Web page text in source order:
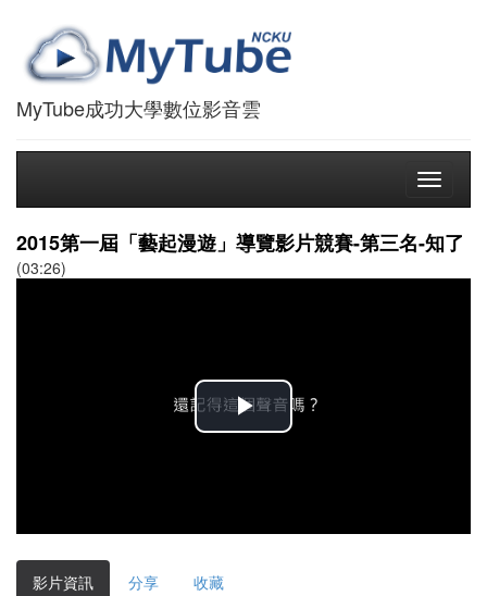
MyTube成功大學數位影音雲
Toggle
2015第一屆「藝起漫遊」導覽影片競賽-第三名-知了
(03:26)
播
影
影片資訊 分享 收藏